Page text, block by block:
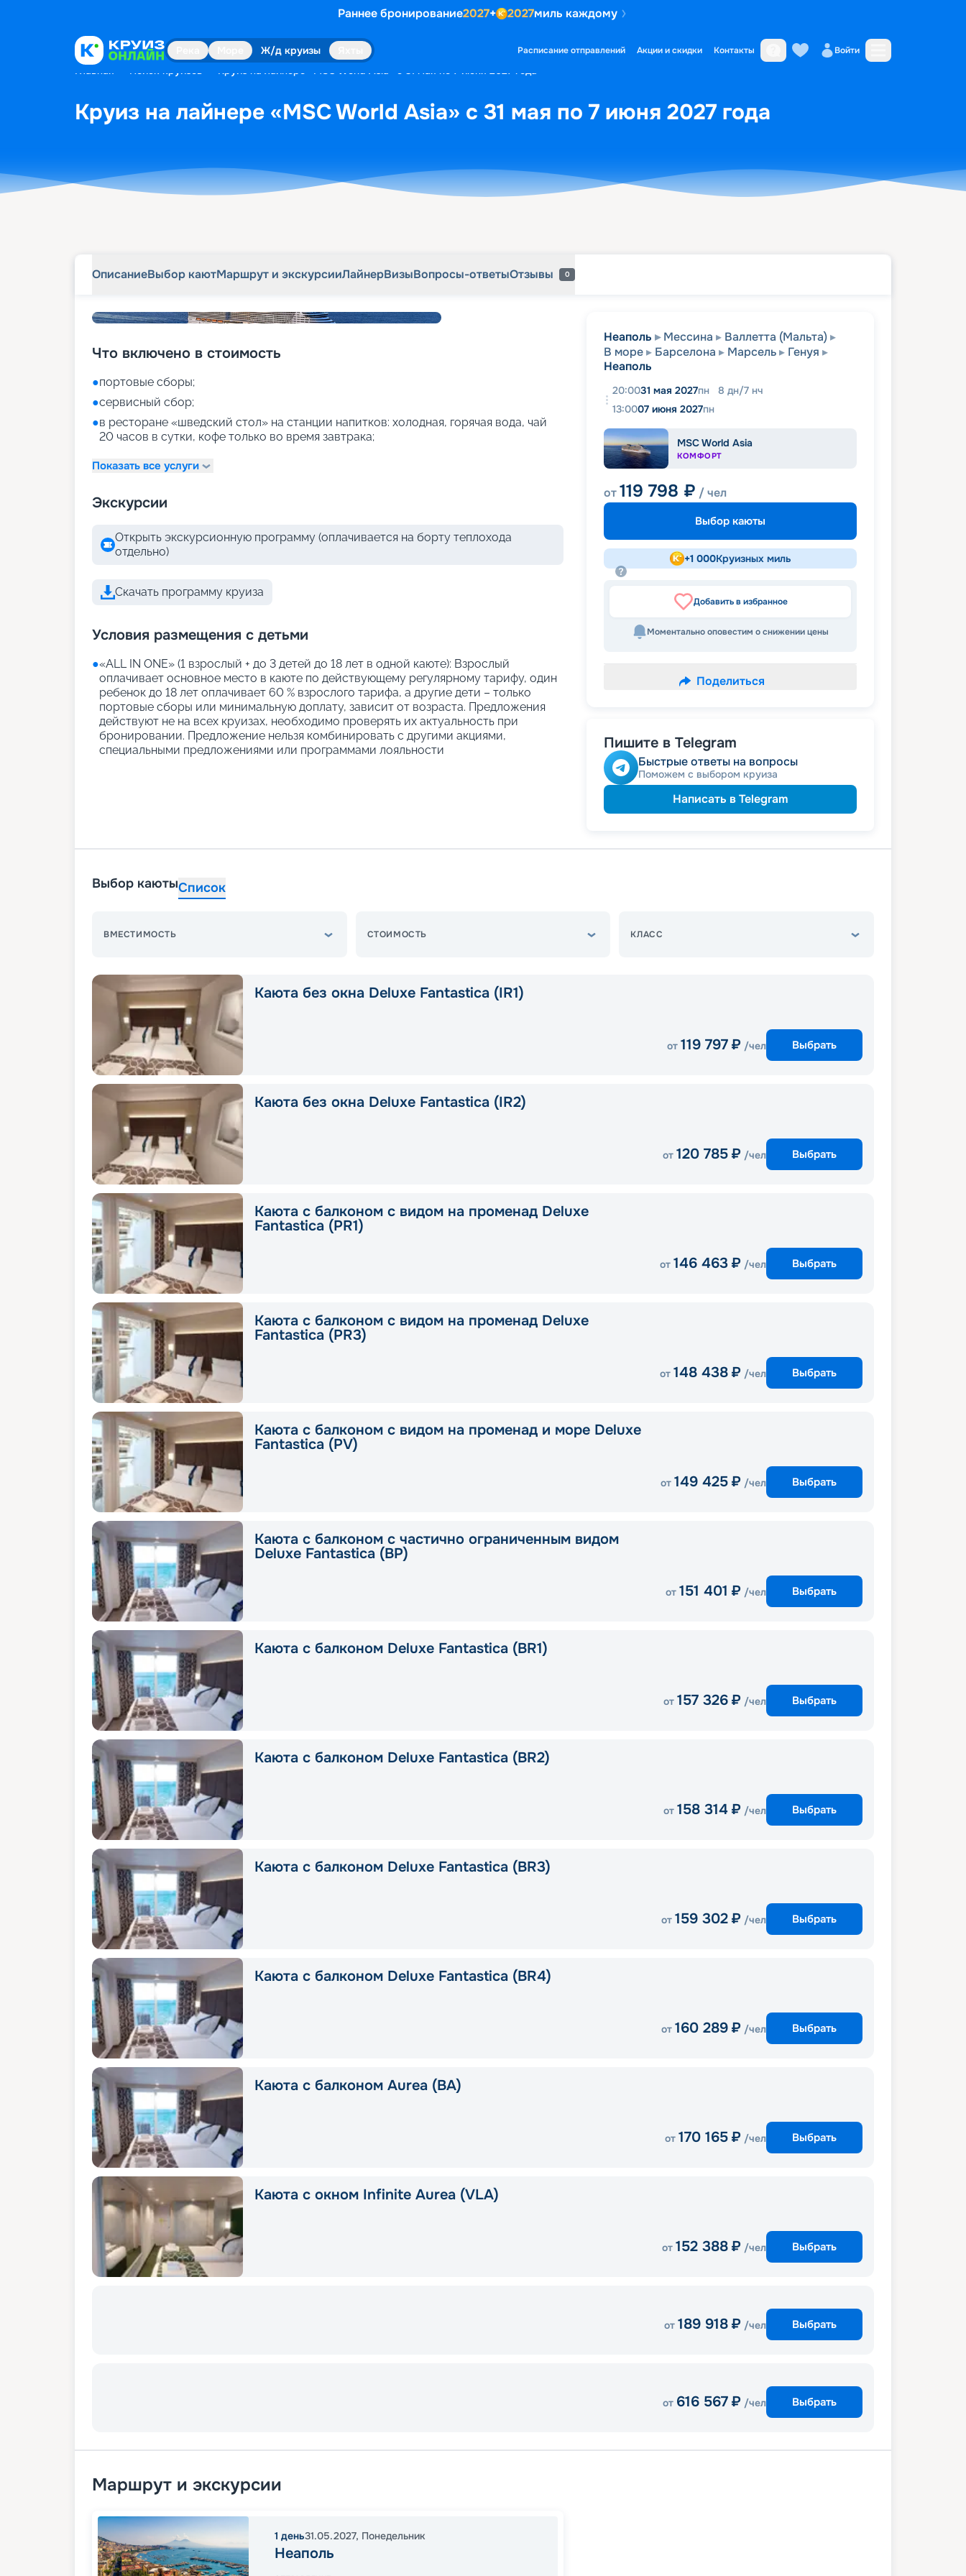
Раннее бронирование2027+ 2027миль каждому
Ж/д круизы Расписание отправлений Акции и скидки Контакты Войти
Главная Поиск круизов Круиз на лайнере «MSC World Asia» с 31 мая по 7 июня 2027 года
Круиз на лайнере «MSC World Asia» с 31 мая по 7 июня 2027 года
ОписаниеВыбор каютМаршрут и экскурсииЛайнерВизыВопросы-ответыОтзывы 0
Что включено в стоимость
●портовые сборы;
●сервисный сбор;
●в ресторане «шведский стол» на станции напитков: холодная, горячая вода, чай
20 часов в сутки, кофе только во время завтрака;
Показать все услуги
Экскурсии
Открыть экскурсионную программу (оплачивается на борту теплохода
отдельно)
Скачать программу круиза
Условия размещения с детьми
●«АLL IN ONE» (1 взрослый + до 3 детей до 18 лет в одной каюте): Взрослый
оплачивает основное место в каюте по действующему регулярному тарифу, один
ребенок до 18 лет оплачивает 60 % взрослого тарифа, а другие дети – только
портовые сборы или минимальную доплату, зависит от возраста. Предложения
действуют не на всех круизах, необходимо проверять их актуальность при
бронировании. Предложение нельзя комбинировать с другими акциями,
специальными предложениями или программами лояльности
Неаполь Мессина
Валлетта (Мальта)
В море
Барселона Марсель
Генуя
Неаполь
20:0031 мая 2027пн 8 дн/7 нч
13:0007 июня 2027пн
MSC World Asia
КОМФОРТ
от119 798 ₽ / чел
Выбор каюты
+1 000Круизных миль
Добавить в избранное
Моментально оповестим о снижении цены
Поделиться
Пишите в Telegram
Быстрые ответы на вопросы
Поможем с выбором круиза
Написать в Telegram
Выбор каютыСписок
ВМЕСТИМОСТЬ СТОИМОСТЬ КЛАСС
Каюта без окна Deluxe Fantastica (IR1)
от 119 797 ₽ /чел Выбрать
Каюта без окна Deluxe Fantastica (IR2)
от 120 785 ₽ /чел Выбрать
Каюта с балконом с видом на променад Deluxe
Fantastica (PR1)
от 146 463 ₽ /чел Выбрать
Каюта с балконом с видом на променад Deluxe
Fantastica (PR3)
от 148 438 ₽ /чел Выбрать
Каюта с балконом с видом на променад и море Deluxe
Fantastica (PV)
от 149 425 ₽ /чел Выбрать
Каюта с балконом с частично ограниченным видом
Deluxe Fantastica (BP)
от 151 401 ₽ /чел Выбрать
Каюта с балконом Deluxe Fantastica (BR1)
от 157 326 ₽ /чел Выбрать
Каюта с балконом Deluxe Fantastica (BR2)
от 158 314 ₽ /чел Выбрать
Каюта с балконом Deluxe Fantastica (BR3)
от 159 302 ₽ /чел Выбрать
Каюта с балконом Deluxe Fantastica (BR4)
от 160 289 ₽ /чел Выбрать
Каюта с балконом Aurea (BA)
от 170 165 ₽ /чел Выбрать
Каюта с окном Infinite Aurea (VLA)
от 152 388 ₽ /чел Выбрать
от 189 918 ₽ /чел Выбрать
от 616 567 ₽ /чел Выбрать
Маршрут и экскурсии
1 день31.05.2027, Понедельник
Неаполь